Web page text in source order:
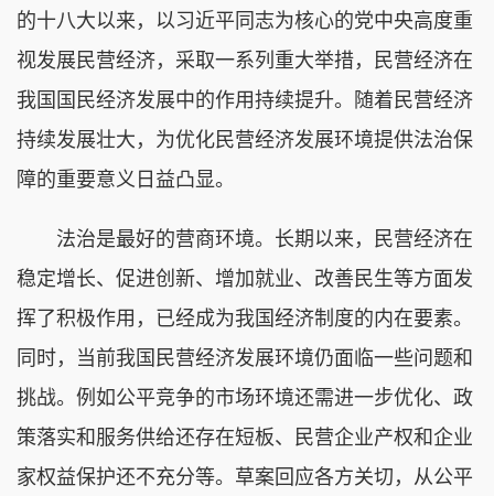
的十八大以来，以习近平同志为核心的党中央高度重
视发展民营经济，采取一系列重大举措，民营经济在
我国国民经济发展中的作用持续提升。随着民营经济
持续发展壮大，为优化民营经济发展环境提供法治保
障的重要意义日益凸显。
法治是最好的营商环境。长期以来，民营经济在
稳定增长、促进创新、增加就业、改善民生等方面发
挥了积极作用，已经成为我国经济制度的内在要素。
同时，当前我国民营经济发展环境仍面临一些问题和
挑战。例如公平竞争的市场环境还需进一步优化、政
策落实和服务供给还存在短板、民营企业产权和企业
家权益保护还不充分等。草案回应各方关切，从公平